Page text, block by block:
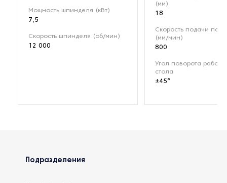
Мощность шпинделя (кВт)
7,5
Скорость шпинделя (об/мин)
12 000
(мм)
18
Скорость подачи по
(мм/мин)
800
Угол поворота
стола
±45°
Подразделения